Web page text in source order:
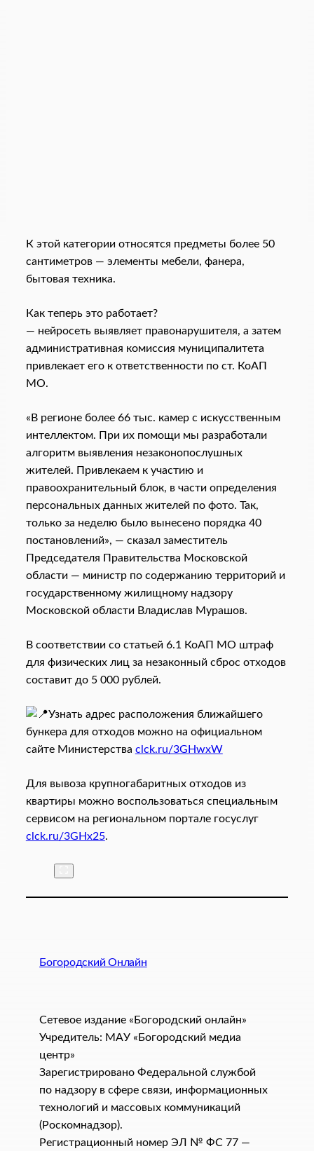
К этой категории относятся предметы более 50
сантиметров — элементы мебели, фанера,
бытовая техника.
Как теперь это работает?
— нейросеть выявляет правонарушителя, а затем
административная комиссия муниципалитета
привлекает его к ответственности по ст. КоАП
МО.
«В регионе более 66 тыс. камер с искусственным
интеллектом. При их помощи мы разработали
алгоритм выявления незаконопослушных
жителей. Привлекаем к участию и
правоохранительный блок, в части определения
персональных данных жителей по фото. Так,
только за неделю было вынесено порядка 40
постановлений», — сказал заместитель
Председателя Правительства Московской
области — министр по содержанию территорий и
государственному жилищному надзору
Московской области Владислав Мурашов.
В соответствии со статьей 6.1 КоАП МО штраф
для физических лиц за незаконный сброс отходов
составит до 5 000 рублей.
Узнать адрес расположения ближайшего
бункера для отходов можно на официальном
сайте Министерства clck.ru/3GHwxW
Для вывоза крупногабаритных отходов из
квартиры можно воспользоваться специальным
сервисом на региональном портале госуслуг
clck.ru/3GHx25.
Богородский Онлайн
Сетевое издание «Богородский онлайн»
Учредитель: МАУ «Богородский медиа
центр»
Зарегистрировано Федеральной службой
по надзору в сфере связи, информационных
технологий и массовых коммуникаций
(Роскомнадзор).
Регистрационный номер ЭЛ № ФС 77 —